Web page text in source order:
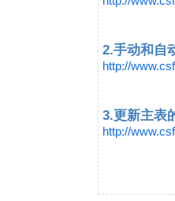
2.手动和自
http://
3.更新主表
http://